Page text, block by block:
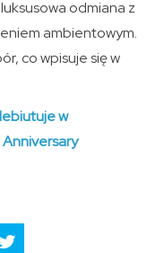
odmiana z
ambientowym.
co wpisuje się w
w